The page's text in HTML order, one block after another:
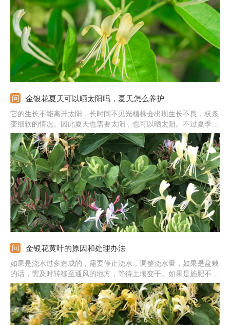
具有清热解毒的功效，但是脾胃虚寒的人不要多食。
金银花夏天可以晒太阳吗，夏天怎么养护
它的生长不能离开太阳，长时间不见光植株会出现生长不良，枝条
变细软的情况。因此夏天也需要太阳，也可以晒太阳。不过夏季的
光照很强烈，要及时避开午后的强光，否则会被晒伤。此外，夏天
养护的时候还要增加浇水次数，早晚都要浇。施肥量要控制好，避
免肥害。还要及时修剪处理，帮助度夏。
金银花黄叶的原因和处理办法
如果是浇水过多造成的，需要停止浇水，调整浇水量，如果是盆栽
的话，需及时转移至通风的地方，等待土壤变干。如果是施肥不足
导致的，应当及时追肥，但要注意不能施加浓肥。如果是病害导致
的，要果断采取措施，加强植株的水肥管理，增加抵抗力，同时对
病害植株使用杀菌药喷洒治疗。